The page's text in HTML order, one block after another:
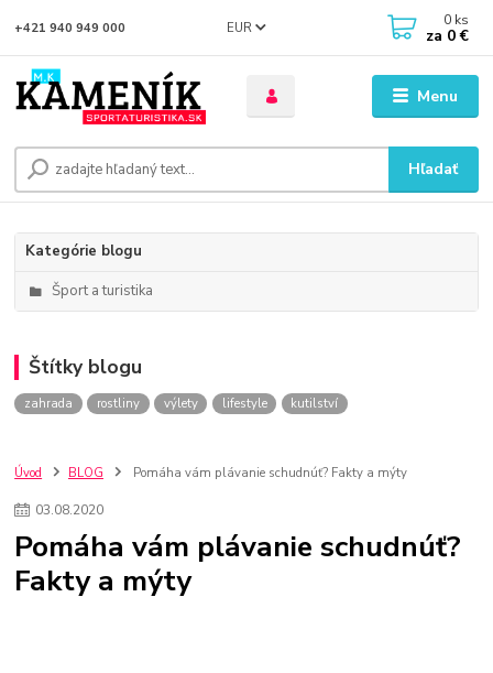
Menu
EUR
Hľadať
+421 940 949 000 0 ks
za 0 €
Kategórie blogu
Šport a turistika
Štítky blogu
zahrada rostliny výlety lifestyle kutilství
Úvod BLOG Pomáha vám plávanie schudnúť? Fakty a mýty
03.08.2020
Pomáha vám plávanie schudnúť?
Fakty a mýty